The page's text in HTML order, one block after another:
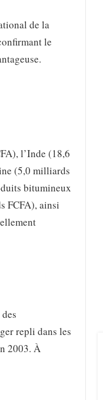
de la
le
l’Inde (18,6
(5,0 milliards
bitumineux
FCFA), ainsi
repli dans les
2003. À